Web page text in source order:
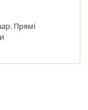
Прямі